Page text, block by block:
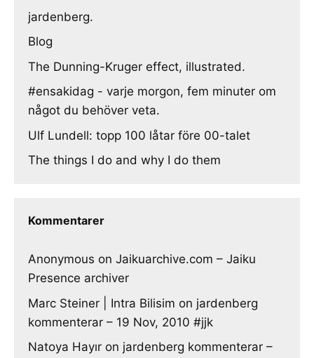
jardenberg.
Blog
The Dunning-Kruger effect, illustrated.
#ensakidag - varje morgon, fem minuter om
något du behöver veta.
Ulf Lundell: topp 100 låtar före 00-talet
The things I do and why I do them
Kommentarer
Anonymous on Jaikuarchive.com – Jaiku
Presence archiver
Marc Steiner | Intra Bilisim on jardenberg
kommenterar – 19 Nov, 2010 #jjk
Natoya Hayır on jardenberg kommenterar –